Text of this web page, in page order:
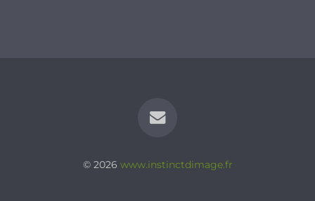
© 2026 www.instinctdimage.fr